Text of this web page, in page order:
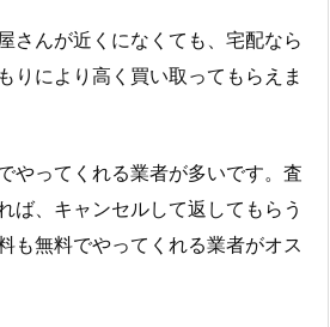
さんが近くになくても、宅配なら
りにより高く買い取ってもらえま
やってくれる業者が多いです。査
ば、キャンセルして返してもらう
も無料でやってくれる業者がオス